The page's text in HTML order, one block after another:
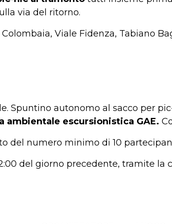
via del ritorno.
Viale Fidenza, Tabiano
Spuntino autonomo al sacco per
ambientale escursionistica GAE.
del numero minimo di 10
del giorno precedente, tramite la